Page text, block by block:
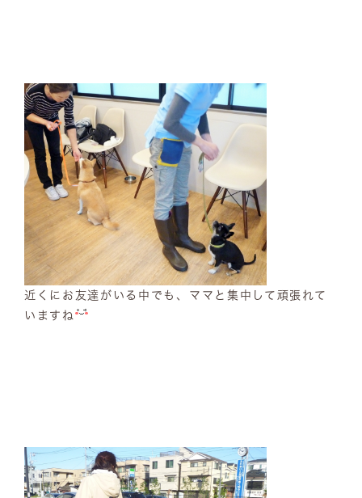
近くにお友達がいる中でも、ママと集中して頑張れて
いますね